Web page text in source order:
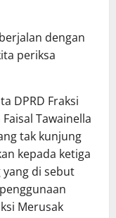
dengan
periksa
DPRD Fraksi
Tawainella
tak kunjung
kepada ketiga
yang di sebut
Merusak